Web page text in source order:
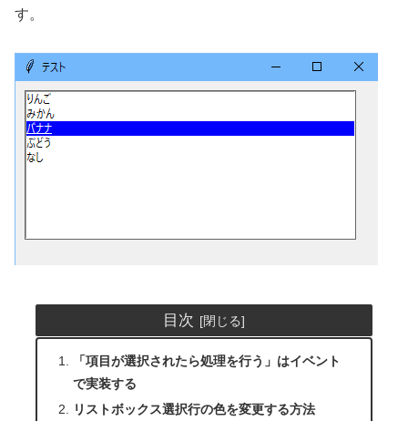
す。
目次
「項目が選択されたら処理を行う」はイベント
で実装する
リストボックス選択行の色を変更する方法